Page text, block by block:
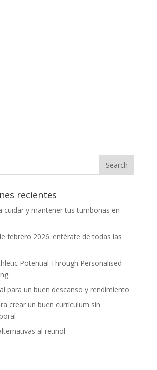
recientes
cuidar y mantener tus tumbonas en
febrero 2026: entérate de todas las
Potential Through Personalised
para un buen descanso y rendimiento
crear un buen currículum sin
al retinol